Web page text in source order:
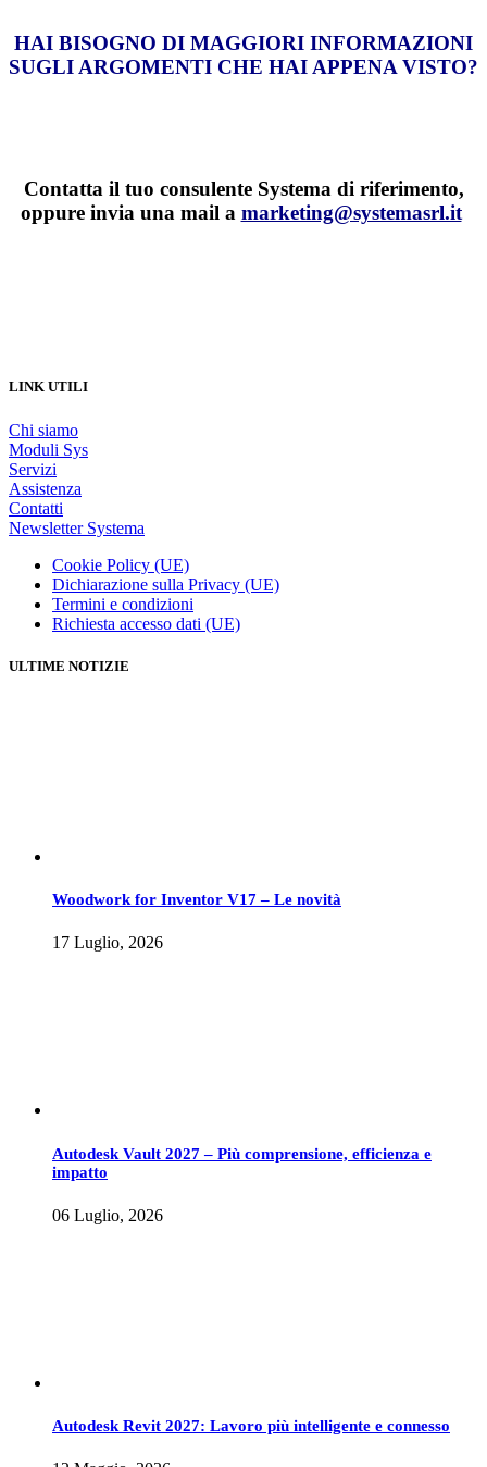
HAI BISOGNO DI MAGGIORI INFORMAZIONI
SUGLI ARGOMENTI CHE HAI APPENA VISTO?
Contatta il tuo consulente Systema di riferimento,
oppure invia una mail a marketing@systemasrl.it
LINK UTILI
Chi siamo
Moduli Sys
Servizi
Assistenza
Contatti
Newsletter Systema
Cookie Policy (UE)
Dichiarazione sulla Privacy (UE)
Termini e condizioni
Richiesta accesso dati (UE)
ULTIME NOTIZIE
Woodwork for Inventor V17 – Le novità
17 Luglio, 2026
Autodesk Vault 2027 – Più comprensione, efficienza e
impatto
06 Luglio, 2026
Autodesk Revit 2027: Lavoro più intelligente e connesso